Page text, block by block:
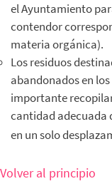
el Ayuntamiento
contendor
materia orgánica).
Los residuos
abandonados en
importante
cantidad adecuada
en un solo
Volver al principio